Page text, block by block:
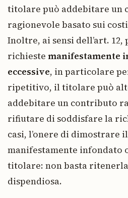
titolare può addebitare un
ragionevole basato sui
Inoltre, ai sensi dell’art. 12,
richieste manifestamente
eccessive, in particolare
ripetitivo, il titolare può
addebitare un contributo
rifiutare di soddisfare la
casi, l’onere di dimostrare
manifestamente infondato
titolare: non basta ritenerla
dispendiosa.